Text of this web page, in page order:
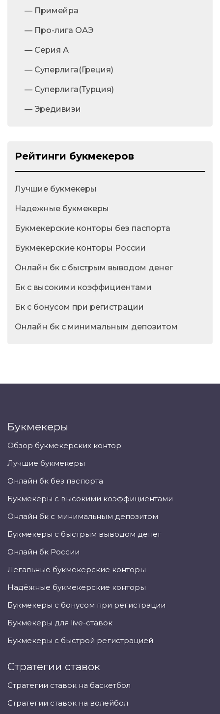
— Примейра
— Про-лига ОАЭ
— Серия А
— Суперлига(Греция)
— Суперлига(Турция)
— Эредивизи
Рейтинги букмекеров
Лучшие букмекеры
Надежные букмекеры
Букмекерские конторы без паспорта
Букмекерские конторы России
Онлайн бк с быстрым выводом денег
Бк с высокими коэффициентами
Бк с бонусом при регистрации
Онлайн бк с минимальным депозитом
Букмекеры
Обзор букмекерских контор
Лучшие букмекеры
Онлайн бк без паспорта
Букмекеры с высокими коэффициентами
Онлайн бк с минимальным депозитом
Букмекеры с быстрым выводом денег
Онлайн бк России
Легальные букмекерские конторы
Надёжные букмекерские конторы
Букмекеры с бонусом при регистрации
Букмекеры для live-ставок
Букмекеры с быстрой регистрацией
Стратегии ставок
Стратегии ставок на баскетбол
Стратегии ставок на волейбол